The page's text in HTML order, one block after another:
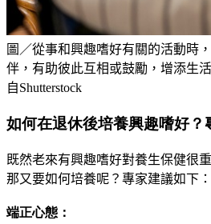
圖／從事和興趣嗜好有關的活動時
伴，有助彼此互相或鼓勵，增添生
自Shutterstock
如何在退休後培養興趣嗜好？
既然老來有興趣嗜好對養生保健很
那又要如何培養呢 ？ 專家建議如下：
端正心態：